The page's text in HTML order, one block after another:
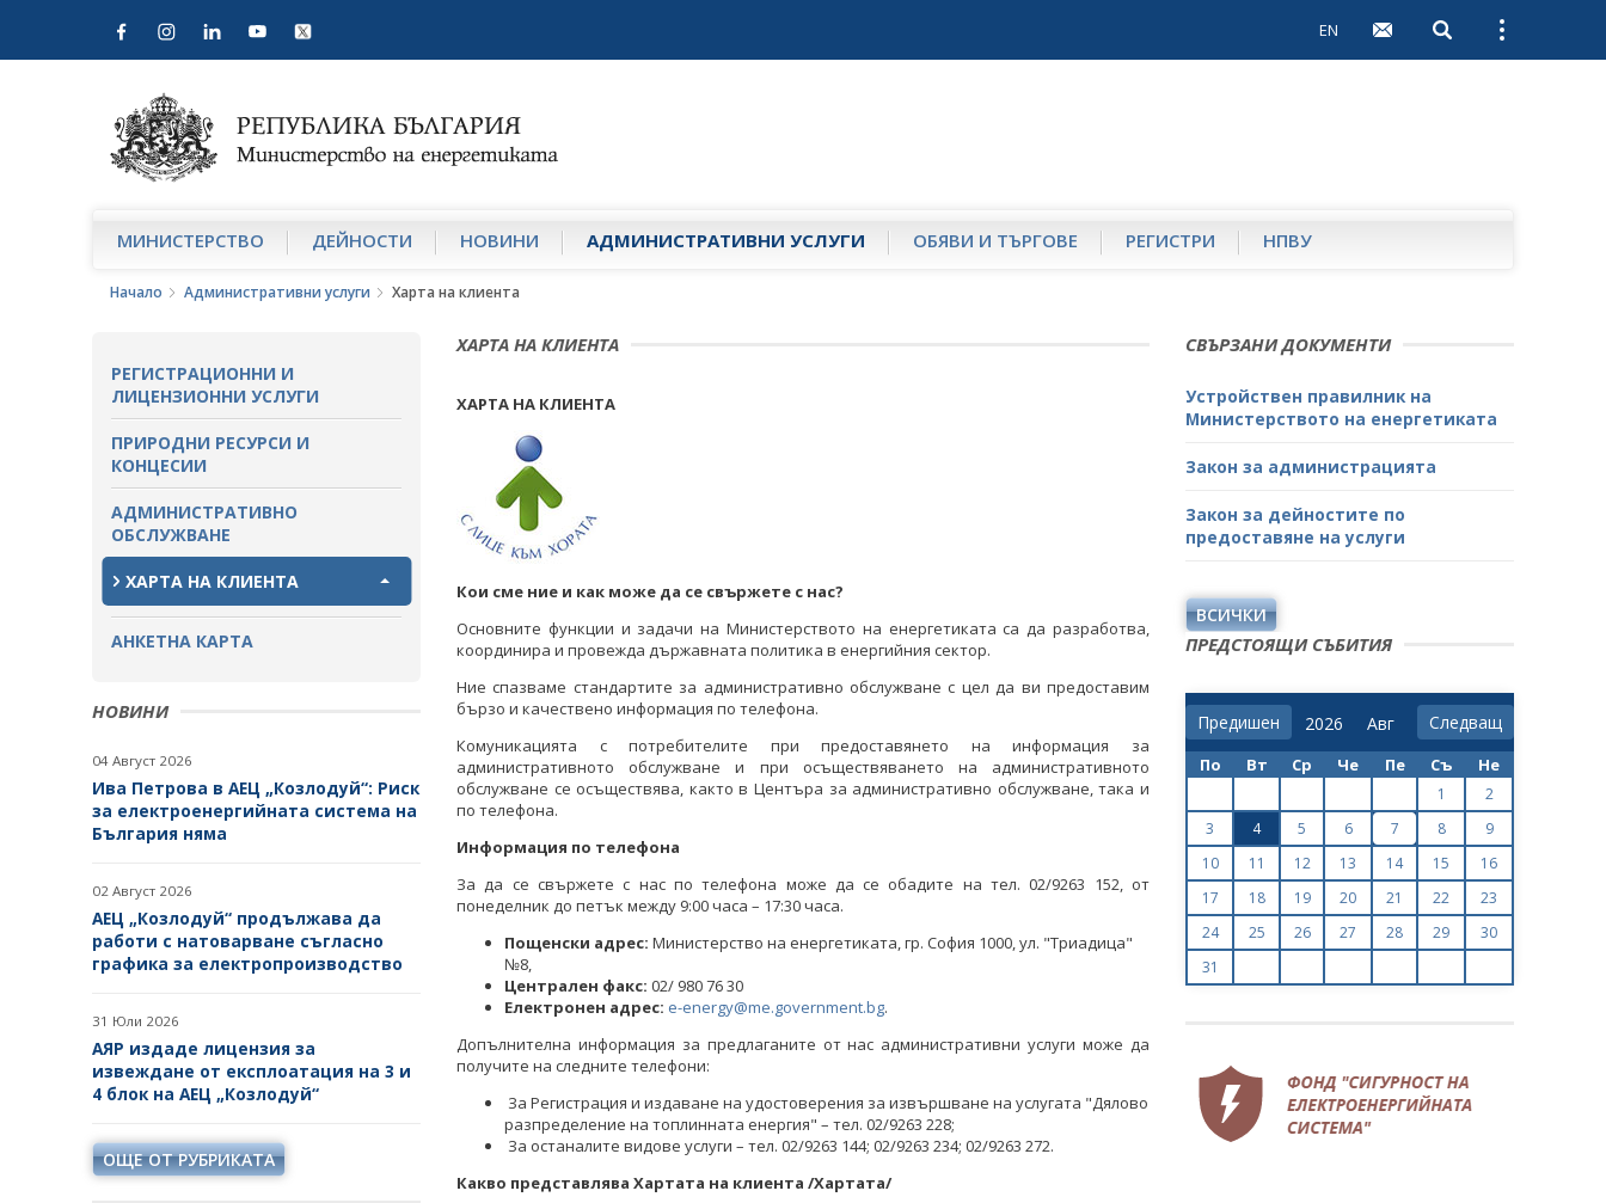
EN Open search
Open
МИНИСТЕРСТВО ДЕЙНОСТИ НОВИНИ АДМИНИСТРАТИВНИ УСЛУГИ ОБЯВИ И ТЪРГОВЕ РЕГИСТРИ НПВУ
Начало Административни услуги Харта на клиента
РЕГИСТРАЦИОННИ И
ЛИЦЕНЗИОННИ УСЛУГИ
ПРИРОДНИ РЕСУРСИ И
КОНЦЕСИИ
АДМИНИСТРАТИВНО
ОБСЛУЖВАНЕ
ХАРТА НА КЛИЕНТА
АНКЕТНА КАРТА
НОВИНИ
04 Август 2026
Ива Петрова в АЕЦ „Козлодуй“: Риск
за електроенергийната система на
България няма
02 Август 2026
АЕЦ „Козлодуй“ продължава да
работи с натоварване съгласно
графика за електропроизводство
31 Юли 2026
АЯР издаде лицензия за
извеждане от експлоатация на 3 и
4 блок на АЕЦ „Козлодуй“
ОЩЕ ОТ РУБРИКАТА
ХАРТА НА КЛИЕНТА
ХАРТА НА КЛИЕНТА
Кои сме ние и как може да се свържете с нас?
Основните функции и задачи на Министерството на енергетиката са да разработва,
координира и провежда държавната политика в енергийния сектор.
Ние спазваме стандартите за административно обслужване с цел да ви предоставим
бързо и качествено информация по телефона.
Комуникацията с потребителите при предоставянето на информация за
административното обслужване и при осъществяването на административното
обслужване се осъществява, както в Центъра за административно обслужване, така и
по телефона.
Информация по телефона
За да се свържете с нас по телефона може да се обадите на тел. 02/9263 152, от
понеделник до петък между 9:00 часа – 17:30 часа.
Пощенски адрес: Министерство на енергетиката, гр. София 1000, ул. "Триадица"
№8,
Централен факс: 02/ 980 76 30
Електронен адрес: e-energy@me.government.bg.
Допълнителна информация за предлаганите от нас административни услуги може да
получите на следните телефони:
За Регистрация и издаване на удостоверения за извършване на услугата "Дялово
разпределение на топлинната енергия" – тел. 02/9263 228;
За останалите видове услуги – тел. 02/9263 144; 02/9263 234; 02/9263 272.
Какво представлява Хартата на клиента /Хартата/
СВЪРЗАНИ ДОКУМЕНТИ
Устройствен правилник на
Министерството на енергетиката
Закон за администрацията
Закон за дейностите по
предоставяне на услуги
ВСИЧКИ
ПРЕДСТОЯЩИ СЪБИТИЯ
Предишен Следващ
По Вт Ср Че Пе Съ Не
1
2
3
4 5 6 7 8
9
10
11 12 13 14 15
16
17
18 19 20 21 22
23
24
25 26 27 28 29
30
31